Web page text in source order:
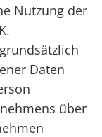
Nutzung der
Daten
über